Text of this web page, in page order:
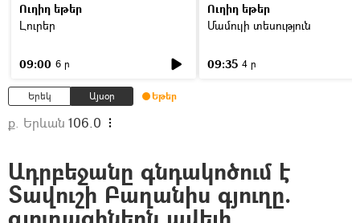
Ուղիղ եթեր
Լուրեր
09:00 6 ր
Ուղիղ եթեր
Մամուլի տեսություն
09:35 4 ր
Երեկ Այսօր Եթեր
ք. Երևան 106.0
Ադրբեջանը գնդակոծում է
Տավուշի Բաղանիս գյուղը.